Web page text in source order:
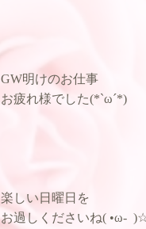
GW明けのお仕事
お疲れ様でした(*`ω´*)ゞ
楽しい日曜日を
お過しくださいね( •ω-